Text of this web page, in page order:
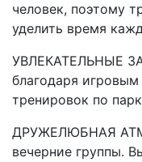
человек, поэтому
уделить время
УВЛЕКАТЕЛЬНЫЕ
благодаря
тренировок по
ДРУЖЕЛЮБНАЯ
вечерние группы.